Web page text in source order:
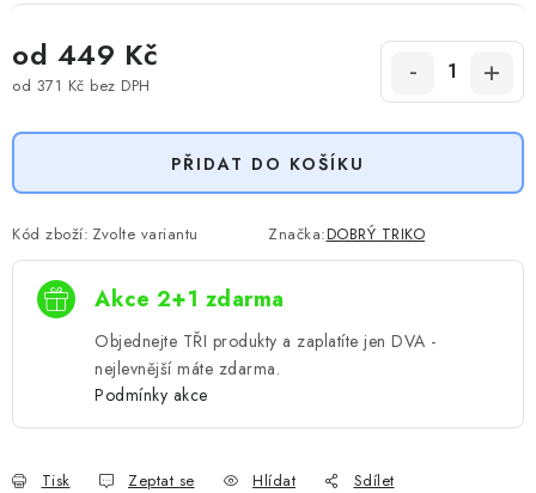
od 449 Kč
od 371 Kč bez DPH
PŘIDAT DO KOŠÍKU
Kód zboží: Zvolte variantu Značka:DOBRÝ TRIKO
Akce 2+1 zdarma
Objednejte TŘI produkty a zaplatíte jen DVA -
nejlevnější máte zdarma.
Podmínky akce
Tisk Zeptat se Hlídat Sdílet